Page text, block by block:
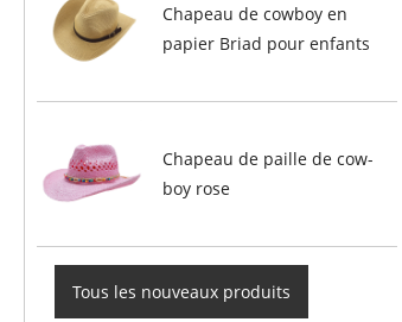
Chapeau de cowboy en
papier Briad pour enfants
Chapeau de paille de cow-
boy rose
Tous les nouveaux produits